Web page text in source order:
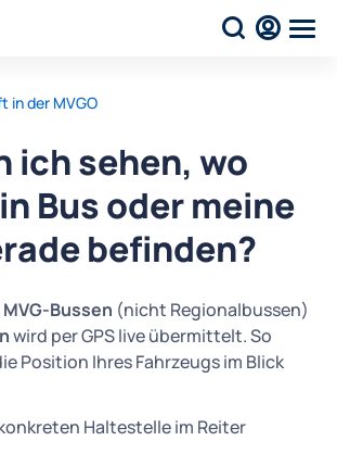
in der MVGO
ich sehen, wo
Bus oder meine
befinden?
MVG-Bussen (nicht Regionalbussen)
wird per GPS live übermittelt. So
Position Ihres Fahrzeugs im Blick
Haltestelle im Reiter